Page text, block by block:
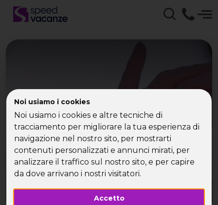
Noi usiamo i cookies
Noi usiamo i cookies e altre tecniche di
tracciamento per migliorare la tua esperienza di
navigazione nel nostro sito, per mostrarti
contenuti personalizzati e annunci mirati, per
analizzare il traffico sul nostro sito, e per capire
da dove arrivano i nostri visitatori.
Accetto
La vacanza per single è
al maschile